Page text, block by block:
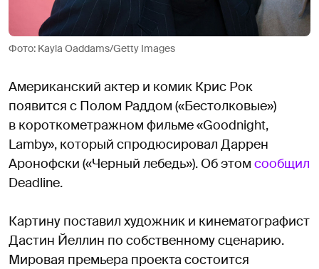
Фото: Kayla Oaddams/Getty Images
Американский актер и комик Крис Рок
появится с Полом Раддом («Бестолковые»)
в короткометражном фильме «Goodnight,
Lamby», который спродюсировал Даррен
Аронофски («Черный лебедь»). Об этом сообщил
Deadline.
Картину поставил художник и кинематографист
Дастин Йеллин по собственному сценарию.
Мировая премьера проекта состоится